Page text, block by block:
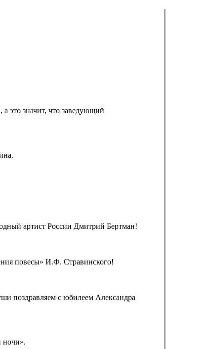
это значит, что заведующий
артист России Дмитрий Бертман!
повесы» И.Ф. Стравинского!
поздравляем с юбилеем Александра
ночи».